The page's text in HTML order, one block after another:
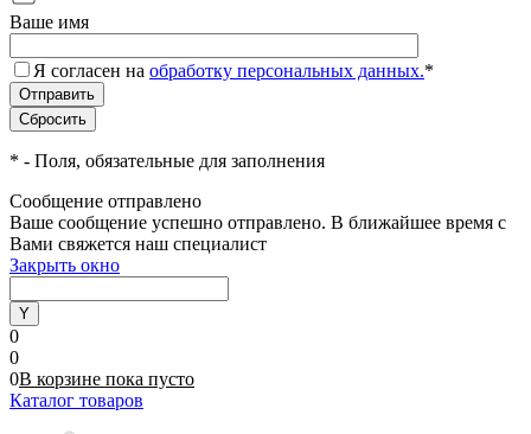
Ваше имя
Я согласен на обработку персональных данных.*
* - Поля, обязательные для заполнения
Сообщение отправлено
Ваше сообщение успешно отправлено. В ближайшее время с
Вами свяжется наш специалист
Закрыть окно
0
0
0В корзине пока пусто
Каталог товаров